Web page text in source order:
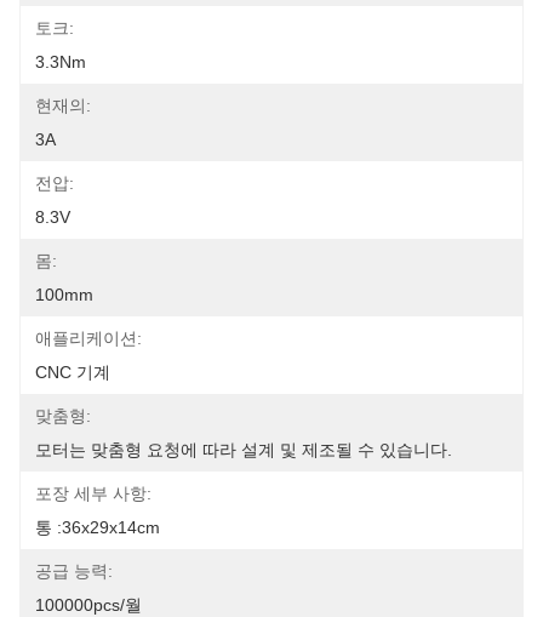
토크:
3.3Nm
현재의:
3A
전압:
8.3V
몸:
100mm
애플리케이션:
CNC 기계
맞춤형:
모터는 맞춤형 요청에 따라 설계 및 제조될 수 있습니다.
포장 세부 사항:
통 :36x29x14cm
공급 능력:
100000pcs/월